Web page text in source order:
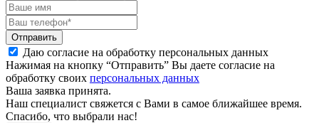
Отправить
Даю согласие на обработку персональных данных
Нажимая на кнопку “Отправить” Вы даете согласие на
обработку своих персональных данных
Ваша заявка принята.
Наш специалист свяжется с Вами в самое ближайшее время.
Спасибо, что выбрали нас!